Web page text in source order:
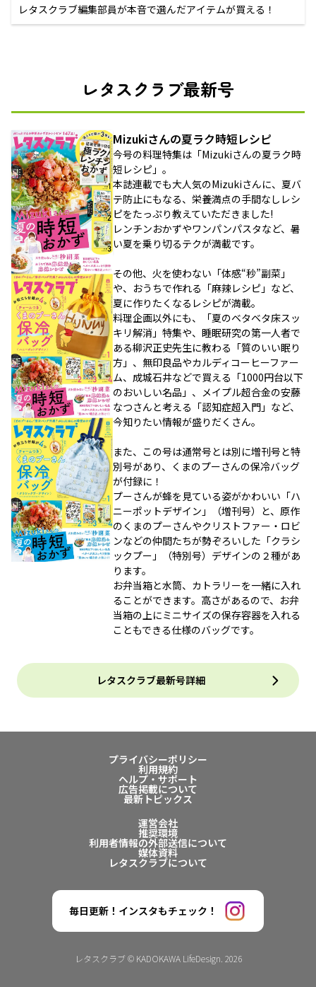
レタスクラブ編集部員が本音で選んだアイテムが買える！
レタスクラブ最新号
Mizukiさんの夏ラク時短レシピ
今号の料理特集は「Mizukiさんの夏ラク時
短レシピ」。
本誌連載でも大人気のMizukiさんに、夏バ
テ防止にもなる、栄養満点の手間なしレシ
ピをたっぷり教えていただきました!
レンチンおかずやワンパンパスタなど、暑
い夏を乗り切るテクが満載です。
その他、火を使わない「体感“秒”副菜」
や、おうちで作れる「麻辣レシピ」など、
夏に作りたくなるレシピが満載。
料理企画以外にも、「夏のベタベタ床スッ
キリ解消」特集や、睡眠研究の第一人者で
ある柳沢正史先生に教わる「質のいい眠り
方」、無印良品やカルディコーヒーファー
ム、成城石井などで買える「1000円台以下
のおいしい名品」、メイプル超合金の安藤
なつさんと考える「認知症超入門」など、
今知りたい情報が盛りだくさん。
また、この号は通常号とは別に増刊号と特
別号があり、くまのプーさんの保冷バッグ
が付録に！
プーさんが蜂を見ている姿がかわいい「ハ
ニーポットデザイン」（増刊号）と、原作
のくまのプーさんやクリストファー・ロビ
ンなどの仲間たちが勢ぞろいした「クラシ
ックプー」（特別号）デザインの２種があ
ります。
お弁当箱と水筒、カトラリーを一緒に入れ
ることができます。高さがあるので、お弁
当箱の上にミニサイズの保存容器を入れる
こともできる仕様のバッグです。
レタスクラブ最新号詳細
プライバシーポリシー
利用規約
ヘルプ・サポート
広告掲載について
最新トピックス
運営会社
推奨環境
利用者情報の外部送信について
媒体資料
レタスクラブについて
毎日更新！インスタもチェック！
レタスクラブ © KADOKAWA LifeDesign. 2026